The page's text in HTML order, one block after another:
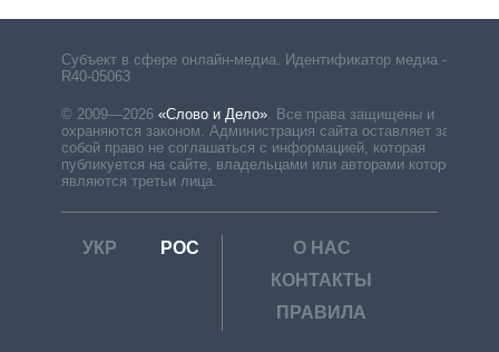
Субъект в сфере онлайн-медиа. Идентификатор медиа –
R40-05063
© 2009—2026 «Слово и Дело». Все права защищены и
охраняются законом. Администрация сайта оставляет за
собой право не соглашаться с информацией, которая
публикуется на сайте, владельцами или авторами которой
являются третьи лица.
УКР РОС
О НАС
КОНТАКТЫ
ПРАВИЛА